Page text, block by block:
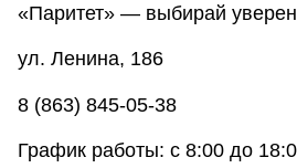
«Паритет» — выбирай
ул. Ленина, 186
8 (863) 845-05-38
График работы: с 8:00 до